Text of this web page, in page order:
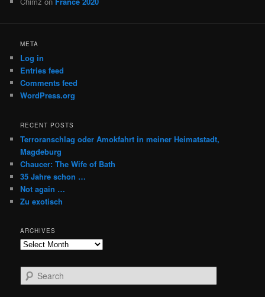
META
Log in
Entries feed
Comments feed
WordPress.org
RECENT POSTS
Terroranschlag oder Amokfahrt in meiner Heimatstadt,
Magdeburg
Chaucer: The Wife of Bath
35 Jahre schon …
Not again …
Zu exotisch
ARCHIVES
Archives
e